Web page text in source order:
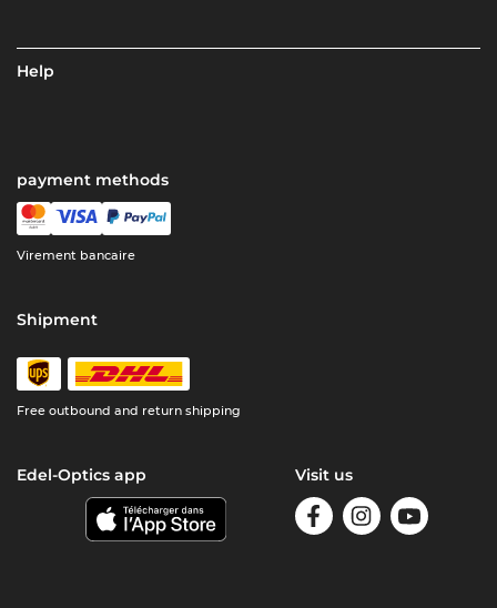
Help
payment methods
Virement bancaire
Shipment
Free outbound and return shipping
Edel-Optics app Visit us